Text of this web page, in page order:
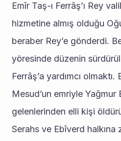
Emîr Taş-ı Ferrâş’ı Rey
hizmetine almış olduğu
beraber Rey’e gönderdi.
yöresinde düzenin
Ferrâş’a yardımcı
Mesud’un emriyle Yağmur
gelenlerinden elli kişi
Serahs ve Ebîverd halkına